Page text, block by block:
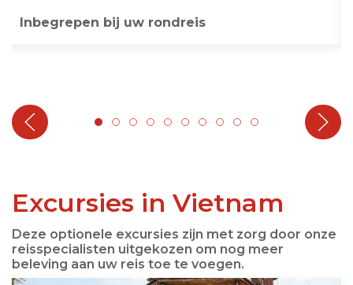
Inbegrepen bij uw rondreis
Excursies in Vietnam
Deze optionele excursies zijn met zorg door onze
reisspecialisten uitgekozen om nog meer
beleving aan uw reis toe te voegen.